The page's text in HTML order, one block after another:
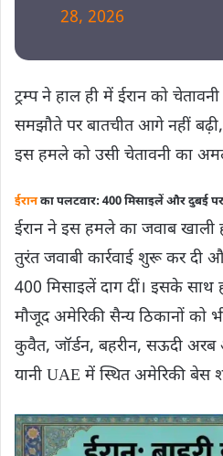
28, 2026
ट्रम्प ने हाल ही में ईरान को
समझौते पर बातचीत आगे नहीं बढ़ी,
इस हमले को उसी चेतावनी का
ईरानका पलटवार: 400 मिसाइलें और दुबई
ईरान ने इस हमले का जवाब खाली
तुरंत जवाबी कार्रवाई शुरू कर दी
400 मिसाइलें दाग दीं। इसके साथ
मौजूद अमेरिकी सैन्य ठिकानों को
कुवैत, जॉर्डन, बहरीन, सऊदी
यानी UAE में स्थित अमेरिकी बेस